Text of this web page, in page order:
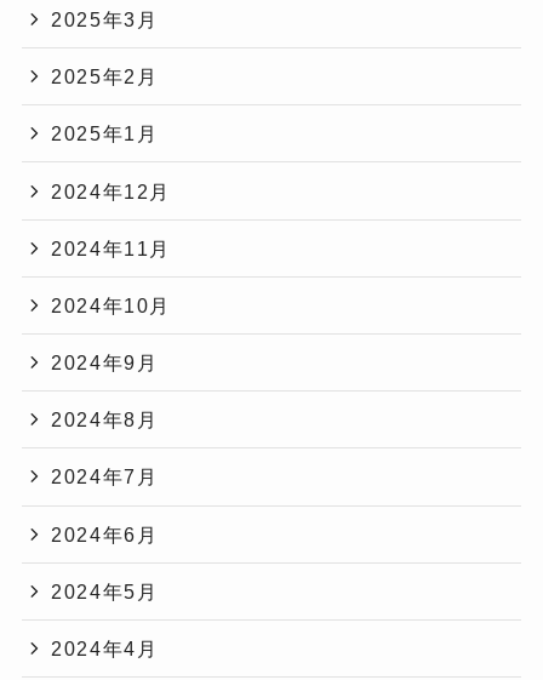
2025年3月
2025年2月
2025年1月
2024年12月
2024年11月
2024年10月
2024年9月
2024年8月
2024年7月
2024年6月
2024年5月
2024年4月